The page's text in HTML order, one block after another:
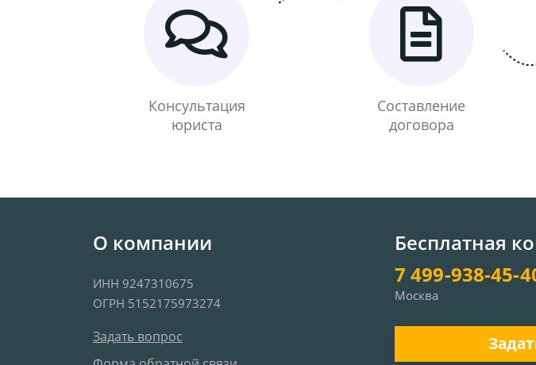
Консультация
юриста
Составление
договора
О компании
ИНН 9247310675
ОГРН 5152175973274
Задать вопрос
Бесплатная
7 499-938-45-
Москва